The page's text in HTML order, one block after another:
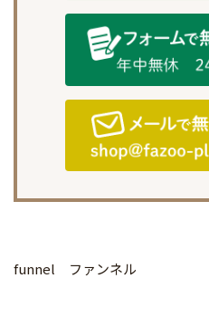
funnel ファンネル